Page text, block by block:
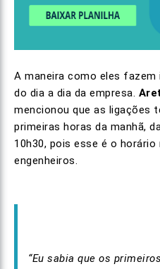
A maneira como eles fazem
do dia a dia da empresa.
mencionou que as ligações
primeiras horas da manhã,
10h30, pois esse é o
engenheiros.
“Eu sabia que os